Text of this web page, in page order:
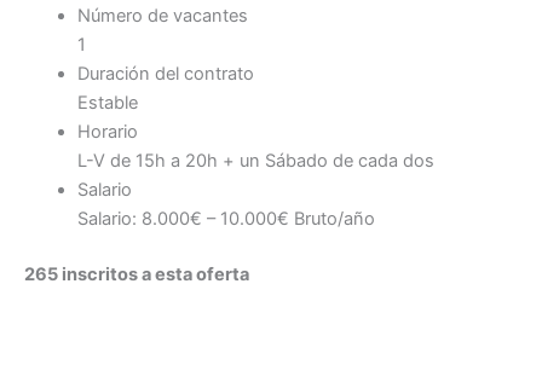
Número de vacantes
1
Duración del contrato
Estable
Horario
L-V de 15h a 20h + un Sábado de cada dos
Salario
Salario: 8.000€ – 10.000€ Bruto/año
265 inscritos a esta oferta